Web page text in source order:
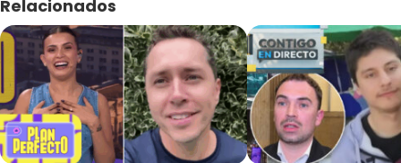
Relacionados